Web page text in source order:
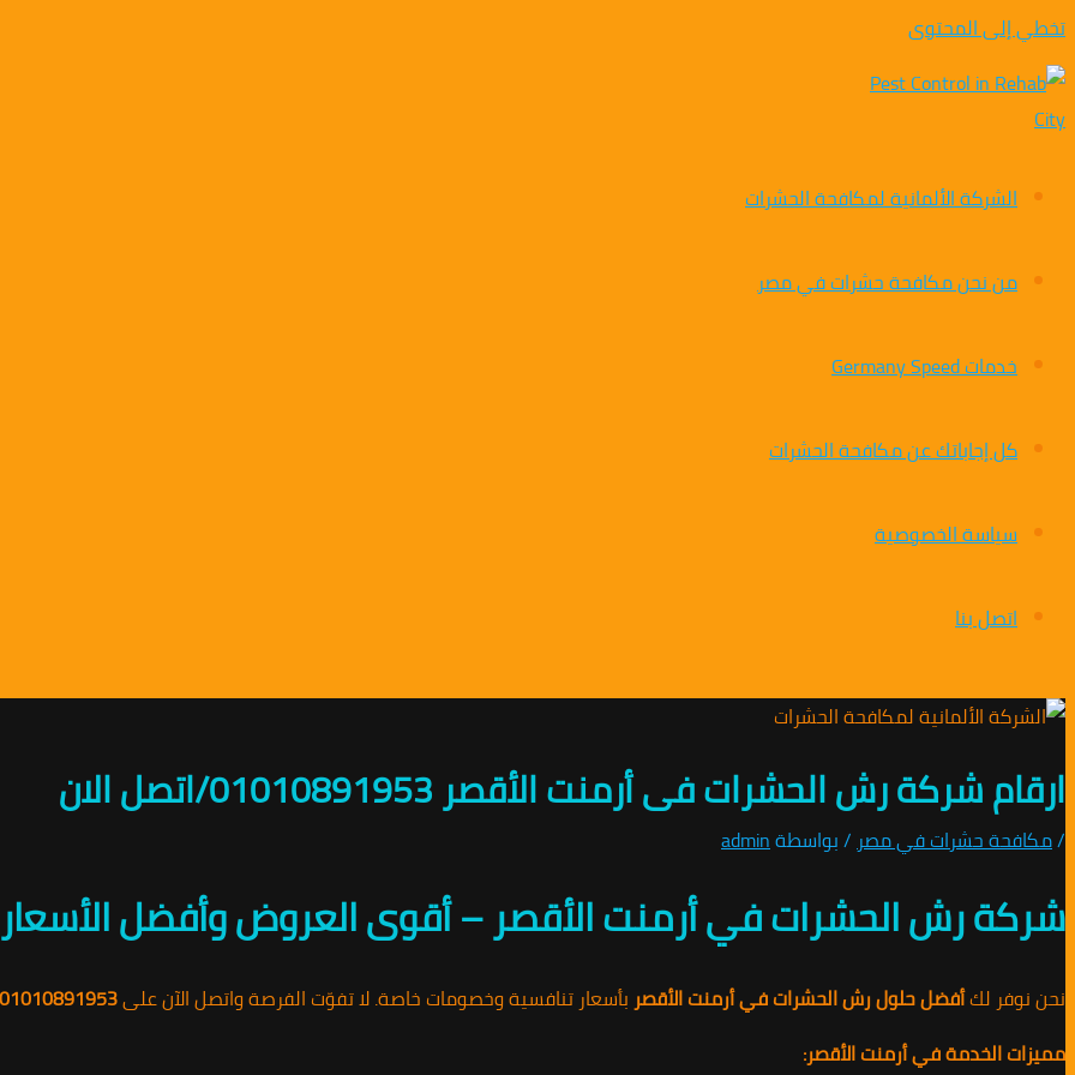
تخطي إلى المحتوى
الشركة الألمانية لمكافحة الحشرات
من نحن مكافحة حشرات في مصر
خدمات Germany Speed
كل إجاباتك عن مكافحة الحشرات
سياسة الخصوصية
اتصل بنا
ارقام شركة رش الحشرات فى أرمنت الأقصر 01010891953/اتصل الان
/مكافحة حشرات في مصر/ بواسطةadmin
شركة رش الحشرات في أرمنت الأقصر – أقوى العروض وأفضل الأسعار
نحن نوفر لكأفضل حلول رش الحشرات في أرمنت الأقصر بأسعار تنافسية وخصومات خاصة. لا تفوّت الفرصة واتصل الآن على01010891953
مميزات الخدمة في أرمنت الأقصر: